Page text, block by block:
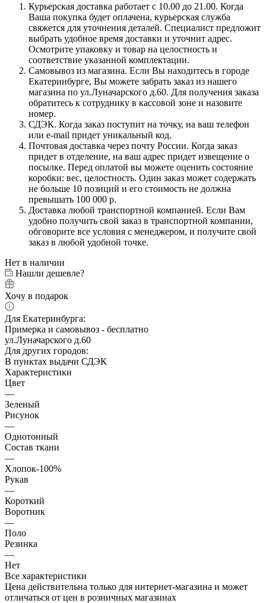
Курьерская доставка работает с 10.00 до 21.00. Когда
Ваша покупка будет оплачена, курьерская служба
свяжется для уточнения деталей. Специалист предложит
выбрать удобное время доставки и уточнит адрес.
Осмотрите упаковку и товар на целостность и
соответствие указанной комплектации.
Самовывоз из магазина. Если Вы находитесь в городе
Екатеринбурге, Вы можете забрать заказ из нашего
магазина по ул.Луначарского д.60. Для получения заказа
обратитесь к сотруднику в кассовой зоне и назовите
номер.
СДЭК. Когда заказ поступит на точку, на ваш телефон
или e-mail придет уникальный код.
Почтовая доставка через почту России. Когда заказ
придет в отделение, на ваш адрес придет извещение о
посылке. Перед оплатой вы можете оценить состояние
коробки: вес, целостность. Один заказ может содержать
не больше 10 позиций и его стоимость не должна
превышать 100 000 р.
Доставка любой транспортной компанией. Если Вам
удобно получить свой заказ в транспортной компании,
обговорите все условия с менеджером, и получите свой
заказ в любой удобной точке.
Нет в наличии
Нашли дешевле?
Хочу в подарок
Для Екатеринбурга:
Примерка и самовывоз - бесплатно
ул.Луначарского д.60
Для других городов:
В пунктах выдачи СДЭК
Характеристики
Цвет
—
Зеленый
Рисунок
—
Однотонный
Состав ткани
—
Хлопок-100%
Рукав
—
Короткий
Воротник
—
Поло
Резинка
—
Нет
Все характеристики
Цена действительна только для интернет-магазина и может
отличаться от цен в розничных магазинах